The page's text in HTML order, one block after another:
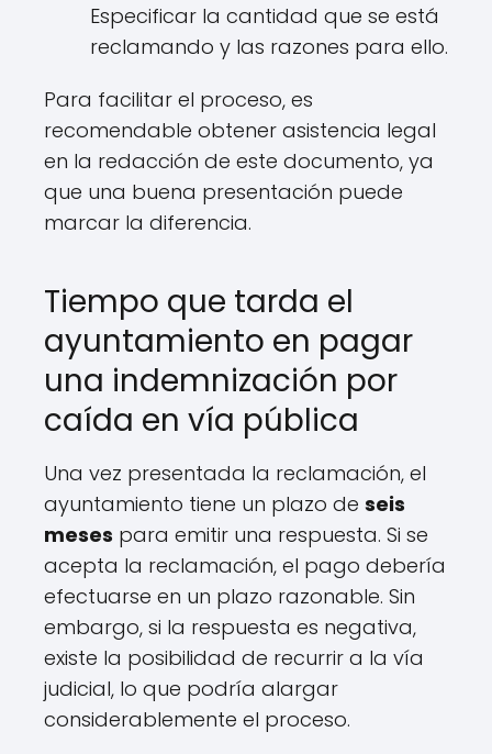
Especificar la cantidad que se está
reclamando y las razones para ello.
Para facilitar el proceso, es
recomendable obtener asistencia legal
en la redacción de este documento, ya
que una buena presentación puede
marcar la diferencia.
Tiempo que tarda el
ayuntamiento en pagar
una indemnización por
caída en vía pública
Una vez presentada la reclamación, el
ayuntamiento tiene un plazo de seis
meses para emitir una respuesta. Si se
acepta la reclamación, el pago debería
efectuarse en un plazo razonable. Sin
embargo, si la respuesta es negativa,
existe la posibilidad de recurrir a la vía
judicial, lo que podría alargar
considerablemente el proceso.